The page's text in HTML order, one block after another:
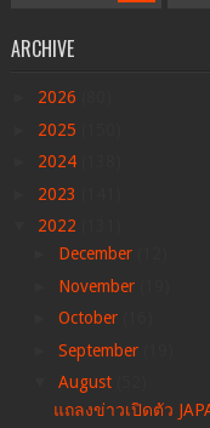
ARCHIVE
2026
2025
2024
2023
2022
December
November
October
September
August
แถลงข่าวเปิดตัว